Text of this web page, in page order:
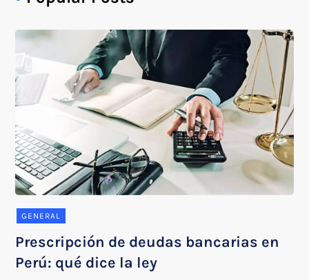
GENERAL
Prescripción de deudas bancarias en
Perú: qué dice la ley